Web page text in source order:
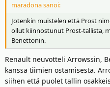
maradona sanoi:
Jotenkin muistelen että Prost
ollut kiinnostunut Prost-tallista,
Benettonin.
Renault neuvotteli Arrowssin,
kanssa tiimien ostamisesta.
siihen että puolet tallin